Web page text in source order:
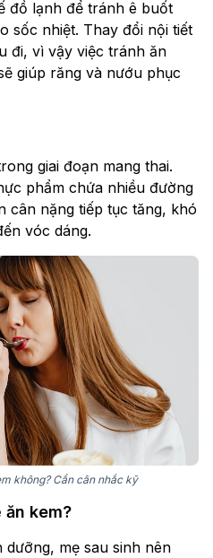
đồ lạnh để tránh ê buốt
sốc nhiệt. Thay đổi nội tiết
đi, vì vậy việc tránh ăn
giúp răng và nướu phục
giai đoạn mang thai.
phẩm chứa nhiều đường
cân nặng tiếp tục tăng, khó
vóc dáng.
không? Cần cân nhắc kỹ
ăn kem?
dưỡng, mẹ sau sinh nên